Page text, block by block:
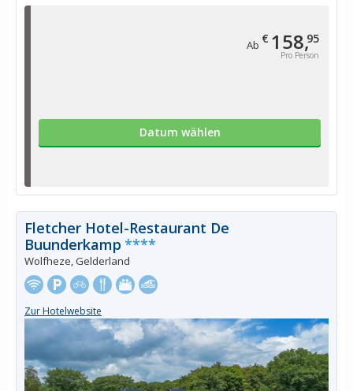
Ab € 158,95
Pro Person
Datum wählen
Fletcher Hotel-Restaurant De
Buunderkamp ****
Wolfheze, Gelderland
Zur Hotelwebsite